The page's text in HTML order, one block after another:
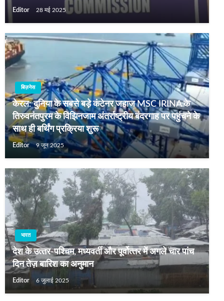
Editor 28 मई 2025
बिज़नेस
केरल: दुनिया के सबसे बड़े कंटेनर जहाज MSC IRINA के
तिरुवनंतपुरम के विझिनजाम अंतर्राष्ट्रीय बंदरगाह पर पहुंचने के
साथ ही बर्थिंग प्रक्रिया शुरू
Editor 9 जून 2025
भारत
देश के उत्‍तर-पश्चिम, मध्‍यवर्ती और पूर्वोत्‍तर में अगले चार पांच
दिन तेज़ बारिश का अनुमान
Editor 6 जुलाई 2025